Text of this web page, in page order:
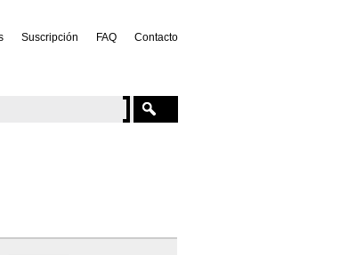
Suscripción FAQ Contacto